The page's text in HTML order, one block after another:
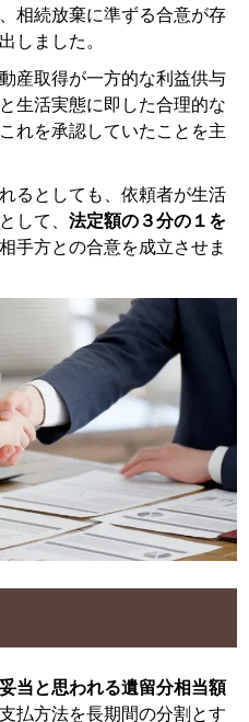
相続放棄に準ずる合意が存
しました。
産取得が一方的な利益供与
生活実態に即した合理的な
れを承認していたことを主
るとしても、依頼者が生活
して、法定額の３分の１を
手方との合意を成立させま
当と思われる遺留分相当額
支払方法を長期間の分割とす